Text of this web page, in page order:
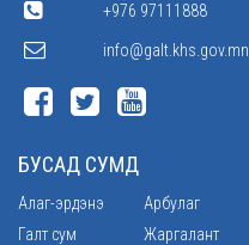
+976 97111888
info@galt.khs.gov.mn
БУСАД СУМД
Алаг-эрдэнэ Арбулаг
Галт сум
Жаргалант